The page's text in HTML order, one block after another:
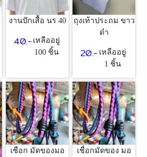
งานปักเสื้อ นร 40
40.- เหลืออยู่
100 ชิ้น
ถุงเท้าประถม ขาว
ดำ
20.- เหลืออยู่
1 ชิ้น
เชือก มัดของมอ
เชื่อกมัดของ มอ